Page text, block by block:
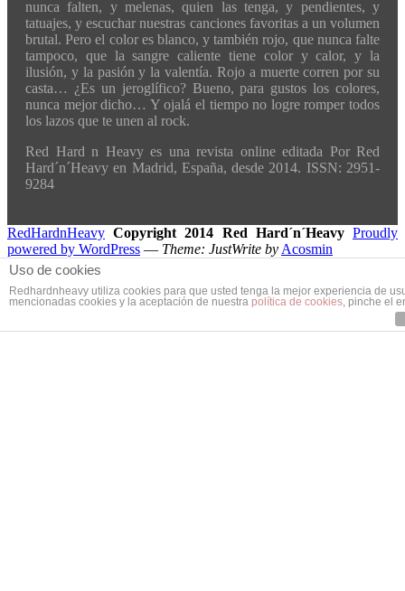
nunca falten, y melenas, quien las tenga, y pendientes, y
tatuajes, y escuchar nuestras canciones favoritas a un volumen
brutal. Pero el color es blanco, y también rojo, que nunca falte
tampoco, que la sangre caliente tiene color y calor, y la
ilusión, y la pasión y la valentía. Rojo a muerte corren por su
casta… ¿Es un jeroglífico? Bueno, para gustos los colores,
nunca mejor dicho… Y ojalá el tiempo no logre romper todos
los lazos que te unen al rock.
Red Hard n Heavy es una revista online editada Por Red
Hard´n´Heavy en Madrid, España, desde 2014. ISSN: 2951-
9284
RedHardnHeavy Copyright 2014 Red Hard´n´Heavy Proudly
powered by WordPress — Theme: JustWrite by Acosmin
Uso de cookies
Redhardnheavy utiliza cookies para que usted tenga la mejor experiencia de
mencionadas cookies y la aceptación de nuestra política de cookies, pinche el